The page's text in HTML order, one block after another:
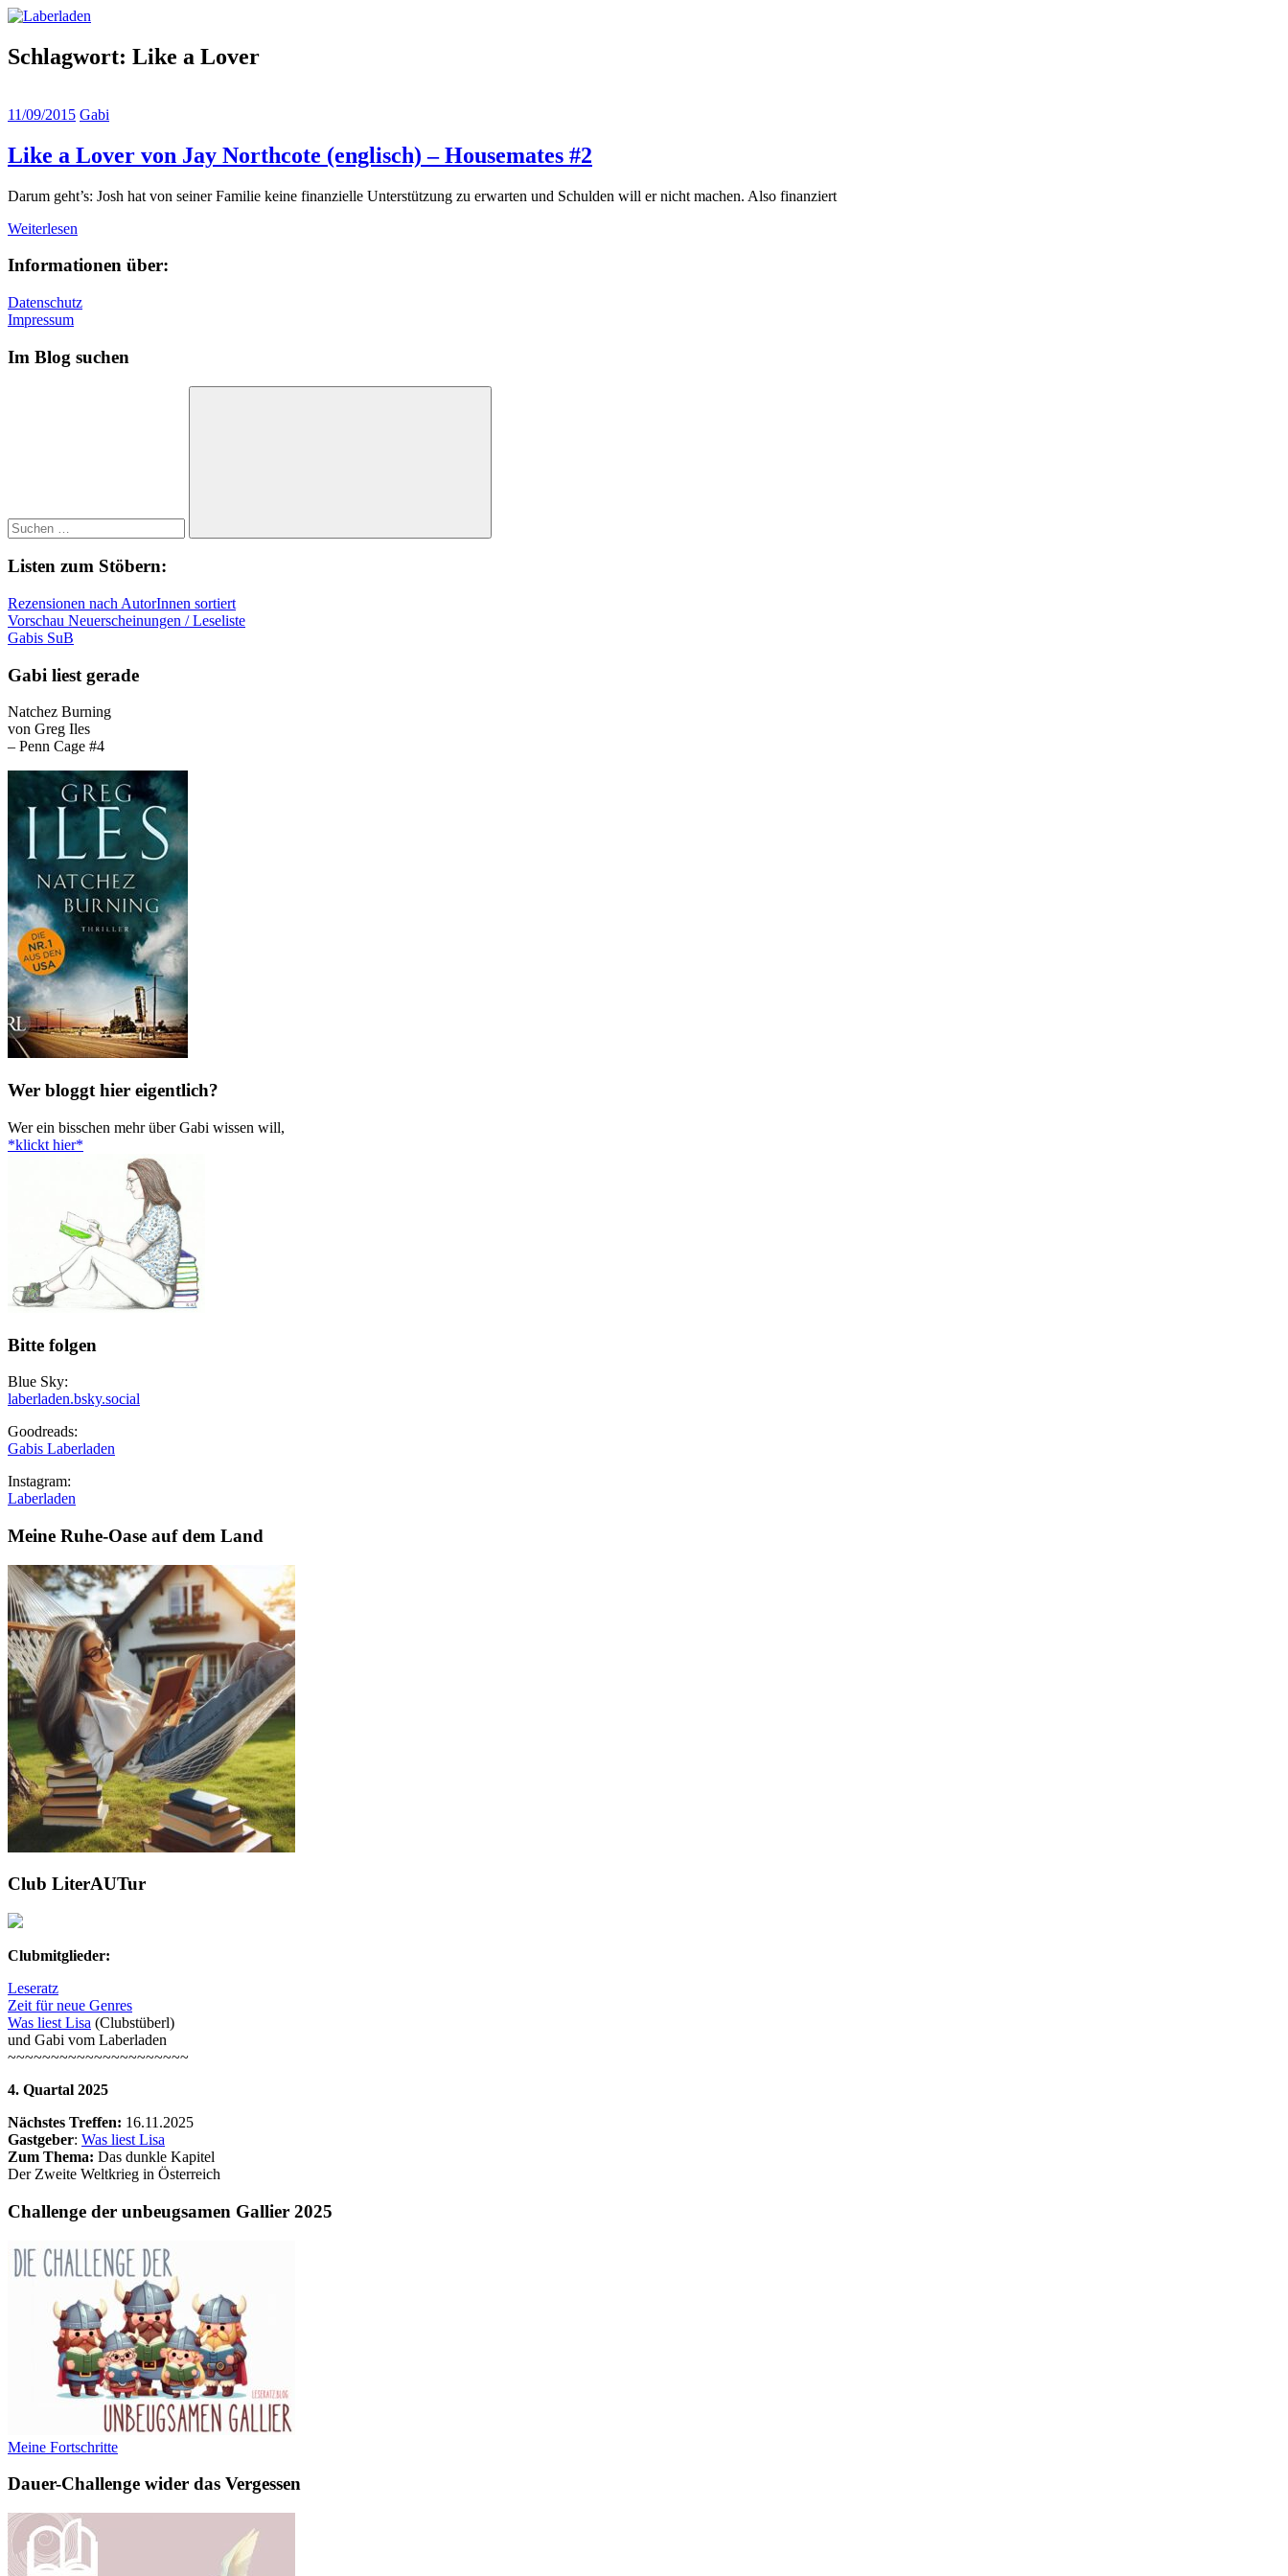
Zum
springen
Schlagwort: Like a Lover
11/09/2015 Gabi
Like a Lover von Jay Northcote (englisch) – Housemates #2
Darum geht’s: Josh hat von seiner Familie keine finanzielle Unterstützung zu erwarten und Schulden will er nicht machen. Also finanziert
Weiterlesen
Informationen über:
Datenschutz
Impressum
Im Blog suchen
Suchen
Listen zum Stöbern:
Rezensionen nach AutorInnen sortiert
Vorschau Neuerscheinungen / Leseliste
Gabis SuB
Gabi liest gerade
Natchez Burning
von Greg Iles
– Penn Cage #4
Wer bloggt hier eigentlich?
Wer ein bisschen mehr über Gabi wissen will,
*klickt hier*
Bitte folgen
Blue Sky:
laberladen.bsky.social
Goodreads:
Gabis Laberladen
Instagram:
Laberladen
Meine Ruhe-Oase auf dem Land
Club LiterAUTur
Clubmitglieder:
Leseratz
Zeit für neue Genres
Was liest Lisa (Clubstüberl)
und Gabi vom Laberladen
~~~~~~~~~~~~~~~~~~~~~
4. Quartal 2025
Nächstes Treffen: 16.11.2025
Gastgeber: Was liest Lisa
Zum Thema: Das dunkle Kapitel
Der Zweite Weltkrieg in Österreich
Challenge der unbeugsamen Gallier 2025
Meine Fortschritte
Dauer-Challenge wider das Vergessen